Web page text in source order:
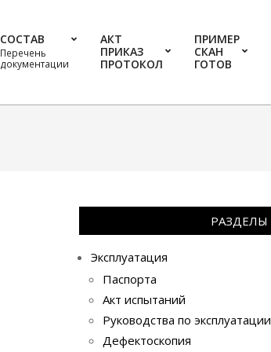
СОСТАВ
Перечень
документации
АКТ
ПРИКАЗ
ПРОТОКОЛ
ПРИМЕР
СКАН
ГОТОВ
РАЗДЕЛЫ
Эксплуатация
Паспорта
Акт испытаний
Руководства по эксплуатации
Дефектоскопия